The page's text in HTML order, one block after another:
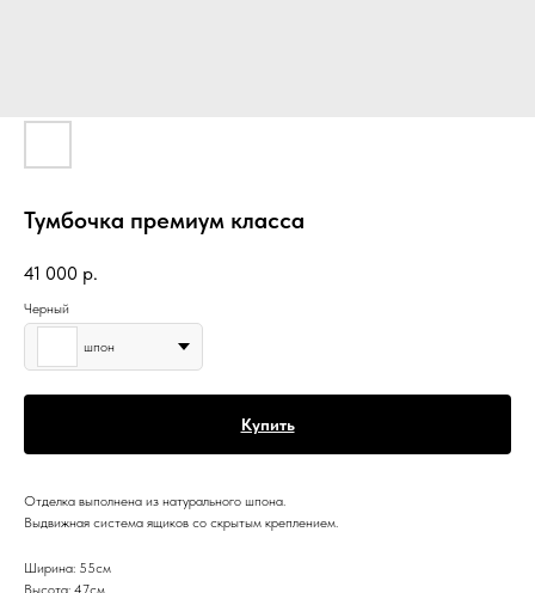
Тумбочка премиум класса
41 000 р.
Черный
шпон
Купить
Отделка выполнена из натурального шпона.
Выдвижная система ящиков со скрытым креплением.
Ширина: 55см
Высота: 47см